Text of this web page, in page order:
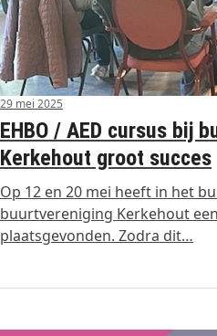
29 mei 2025
EHBO / AED cursus bij
Kerkehout groot succes
Op 12 en 20 mei heeft in het
buurtvereniging Kerkehout
plaatsgevonden. Zodra dit…